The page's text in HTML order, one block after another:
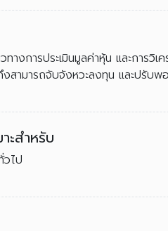
วทางการประเมินมูลค่าหุ้น และการวิ
งสามารถจับจังหวะลงทุน และปรับ
ะสำหรับ
วไป